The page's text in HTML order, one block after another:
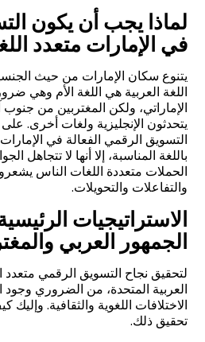
لماذا يجب أن يكون
في الإمارات متعدد
يتنوع سكان الإمارات من حيث
اللغة العربية هي اللغة الأم وهي
الإماراتي، ولكن المغتربين من
يتحدثون الإنجليزية ولغات أخرى.
التسويق الرقمي الفعالة في
باللغة المناسبة، إلا أنها لا تتجاهل
الحملات متعددة اللغات الناس
والتفاعلات والتحويلات.
الاستراتيجيات
الجمهور العربي
لتحقيق نجاح التسويق الرقمي متعدد
العربية المتحدة، من الضروري
الاختلافات اللغوية والثقافية.
تحقيق ذلك.